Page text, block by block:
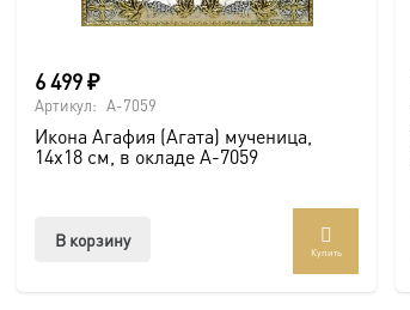
6 499₽
Артикул: A-7059
Икона Агафия (Агата) мученица,
14х18 см, в окладе A-7059
В корзину
Купить